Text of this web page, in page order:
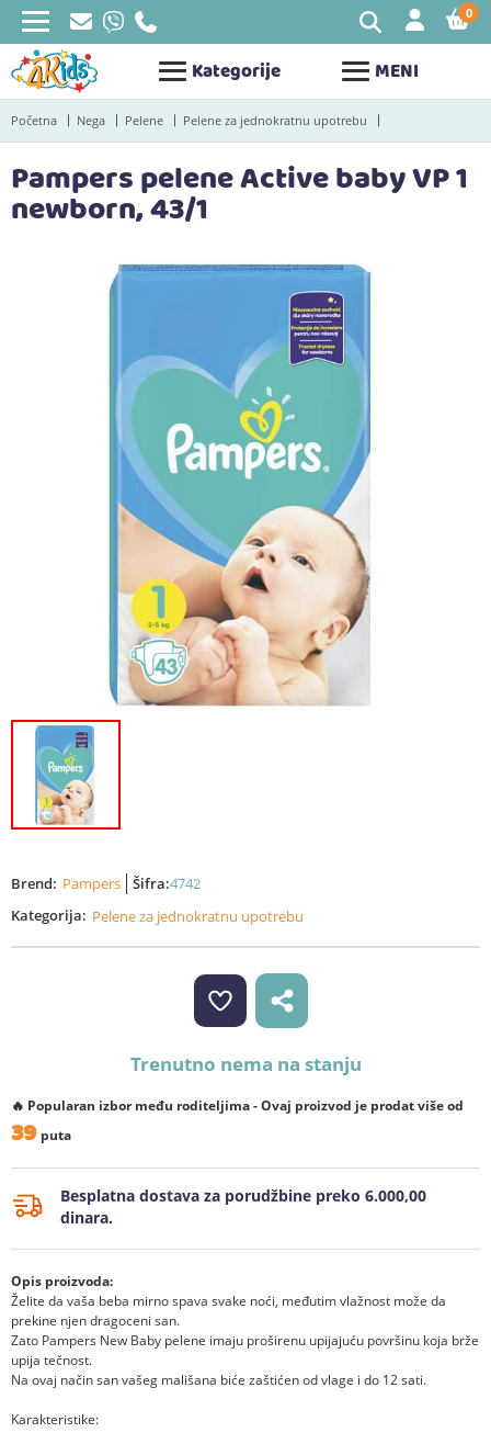
Kategorije MENI
0
Početna Nega Pelene Pelene za jednokratnu upotrebu
Pampers pelene Active baby VP 1
newborn, 43/1
Brend: Pampers Šifra:4742
Kategorija: Pelene za jednokratnu upotrebu
Trenutno nema na stanju
🔥 Popularan izbor među roditeljima - Ovaj proizvod je prodat više od
39 puta
Besplatna dostava za porudžbine preko 6.000,00
dinara.
Opis proizvoda:
Želite da vaša beba mirno spava svake noći, međutim vlažnost može da
prekine njen dragoceni san.
Zato Pampers New Baby pelene imaju proširenu upijajuću površinu koja brže
upija tečnost.
Na ovaj način san vašeg mališana biće zaštićen od vlage i do 12 sati.
Karakteristike: